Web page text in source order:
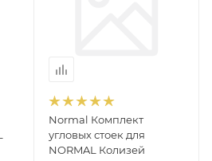
Normal Комплект
угловых стоек для
NORMAL Колизей